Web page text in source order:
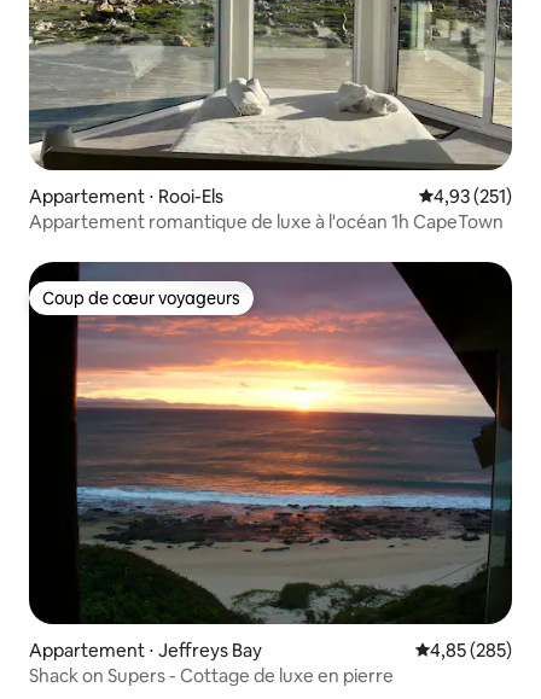
Appartement ⋅ Rooi-Els Évaluation
4,93 (251)
Appartement romantique de luxe à l'océan 1h CapeTown
Coup de cœur voyageurs
Coup de cœur voyageurs
Appartement ⋅ Jeffreys Bay Évaluation
4,85 (285)
Shack on Supers - Cottage de luxe en pierre